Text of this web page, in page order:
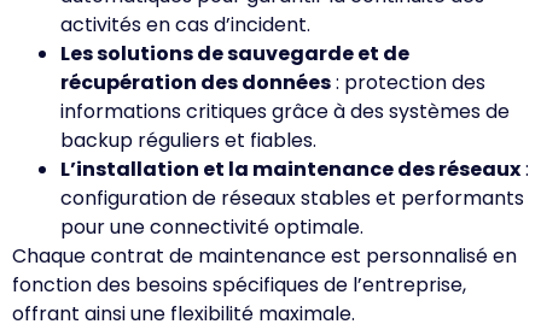
activités en cas d’incident.
Les solutions de sauvegarde et de
récupération des données: protection des
informations critiques grâce à des systèmes de
backup réguliers et fiables.
L’installation et la maintenance des réseaux:
configuration de réseaux stables et performants
pour une connectivité optimale.
Chaque contrat de maintenance est personnalisé en
fonction des besoins spécifiques de l’entreprise,
offrant ainsi une flexibilité maximale.